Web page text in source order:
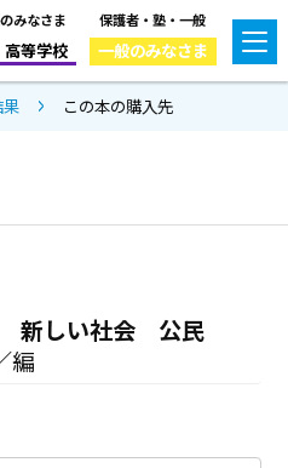
みなさま
高等学校
保護者・塾・一般
一般のみなさま
この本の購入先
新しい社会 公民
編